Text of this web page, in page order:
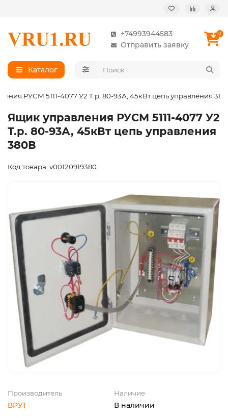
+74993944583
Отправить заявку
0
Каталог
РУСМ 5111-4077 У2 Т.р. 80-93А, 45кВт цепь управления
Ящик управления РУСМ 5111-4077 У2
Т.р. 80-93А, 45кВт цепь управления
380В
Код товара: v00120919380
Производитель
ВРУ1
Наличие
В наличии